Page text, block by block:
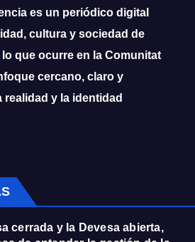
es un periódico digital
cultura y sociedad de
que ocurre en la Comunitat
cercano, claro y
y la identidad
cerrada y la Devesa abierta,